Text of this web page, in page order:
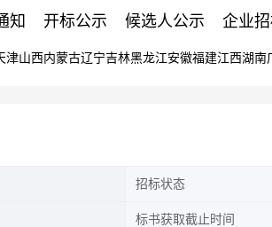
知 开标公示 候选人公示 企业
津山西内蒙古辽宁吉林黑龙江安徽福建江西湖南
招标状态
标书获取截止时间